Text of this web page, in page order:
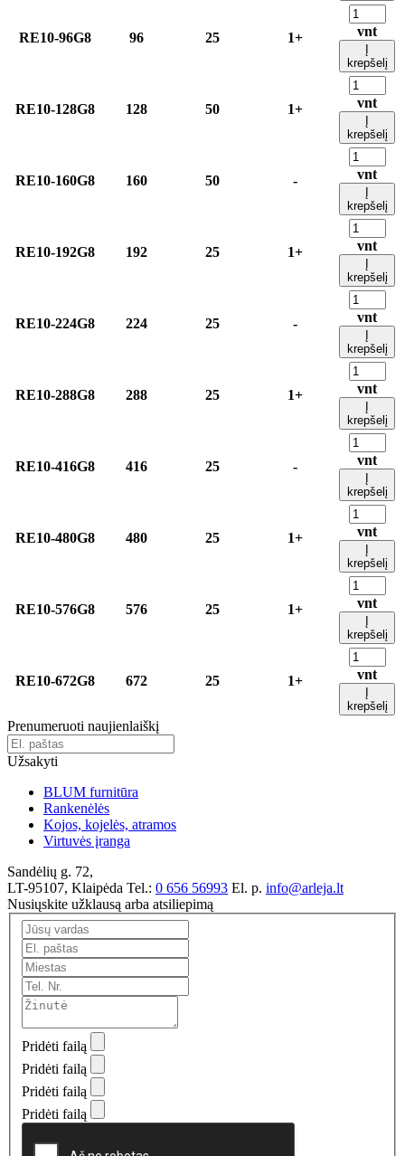
RE10-96G8 96 25 1+ vnt
krepšelį
RE10-128G8 128 50 1+ vnt
krepšelį
RE10-160G8 160 50 - vnt
krepšelį
RE10-192G8 192 25 1+ vnt
krepšelį
RE10-224G8 224 25 - vnt
krepšelį
RE10-288G8 288 25 1+ vnt
krepšelį
RE10-416G8 416 25 - vnt
krepšelį
RE10-480G8 480 25 1+ vnt
krepšelį
RE10-576G8 576 25 1+ vnt
krepšelį
RE10-672G8 672 25 1+ vnt
krepšelį
Prenumeruoti naujienlaiškį
Užsakyti
BLUM furnitūra
Rankenėlės
Kojos, kojelės, atramos
Virtuvės įranga
Sandėlių g. 72,
LT-95107, Klaipėda Tel.: 0 656 56993 El. p. info@arleja.lt
Nusiųskite užklausą arba atsiliepimą
Pridėti failą
Pridėti failą
Pridėti failą
Pridėti failą